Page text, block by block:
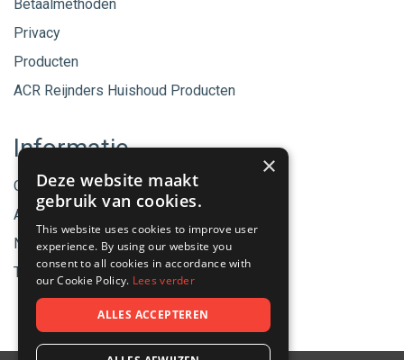
Betaalmethoden
Privacy
Producten
ACR Reijnders Huishoud Producten
Informatie
Onze merken
Aanbiedingen
Nieuwe producten
Tips & Nieuws
×
Deze website maakt
gebruik van cookies.
This website uses cookies to improve user
experience. By using our website you
consent to all cookies in accordance with
our Cookie Policy. Lees verder
ALLES ACCEPTEREN